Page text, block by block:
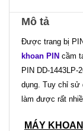
Mô tả
Được trang bị
khoan PIN cầm
PIN DD-
dụng. Tuy chỉ sử
làm được rất
MÁY